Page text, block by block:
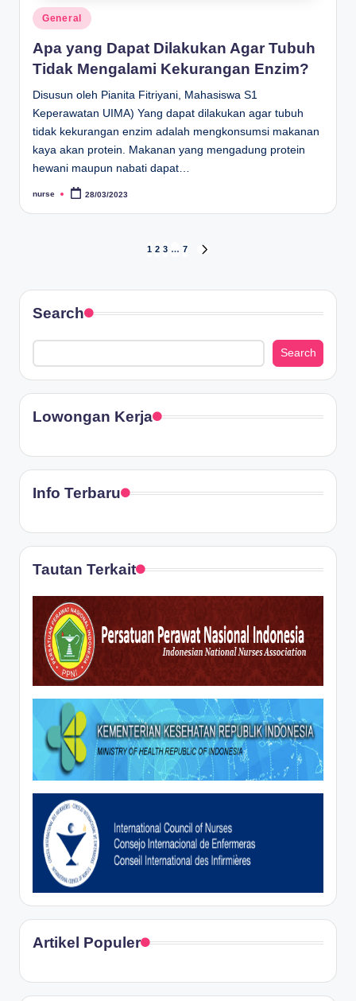
Posted
in
General
Apa yang Dapat Dilakukan Agar Tubuh
Tidak Mengalami Kekurangan Enzim?
Disusun oleh Pianita Fitriyani, Mahasiswa S1
Keperawatan UIMA) Yang dapat dilakukan agar tubuh
tidak kekurangan enzim adalah mengkonsumsi makanan
kaya akan protein. Makanan yang mengadung protein
hewani maupun nabati dapat…
Posted
nurse 28/03/2023
pagination
1 2 3 … 7
Search
Search
Lowongan Kerja
Info Terbaru
Tautan Terkait
Artikel Populer